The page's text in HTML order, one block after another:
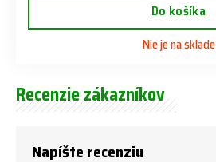
Do košíka
Nie je na sklade
Recenzie zákazníkov
Napíšte recenziu